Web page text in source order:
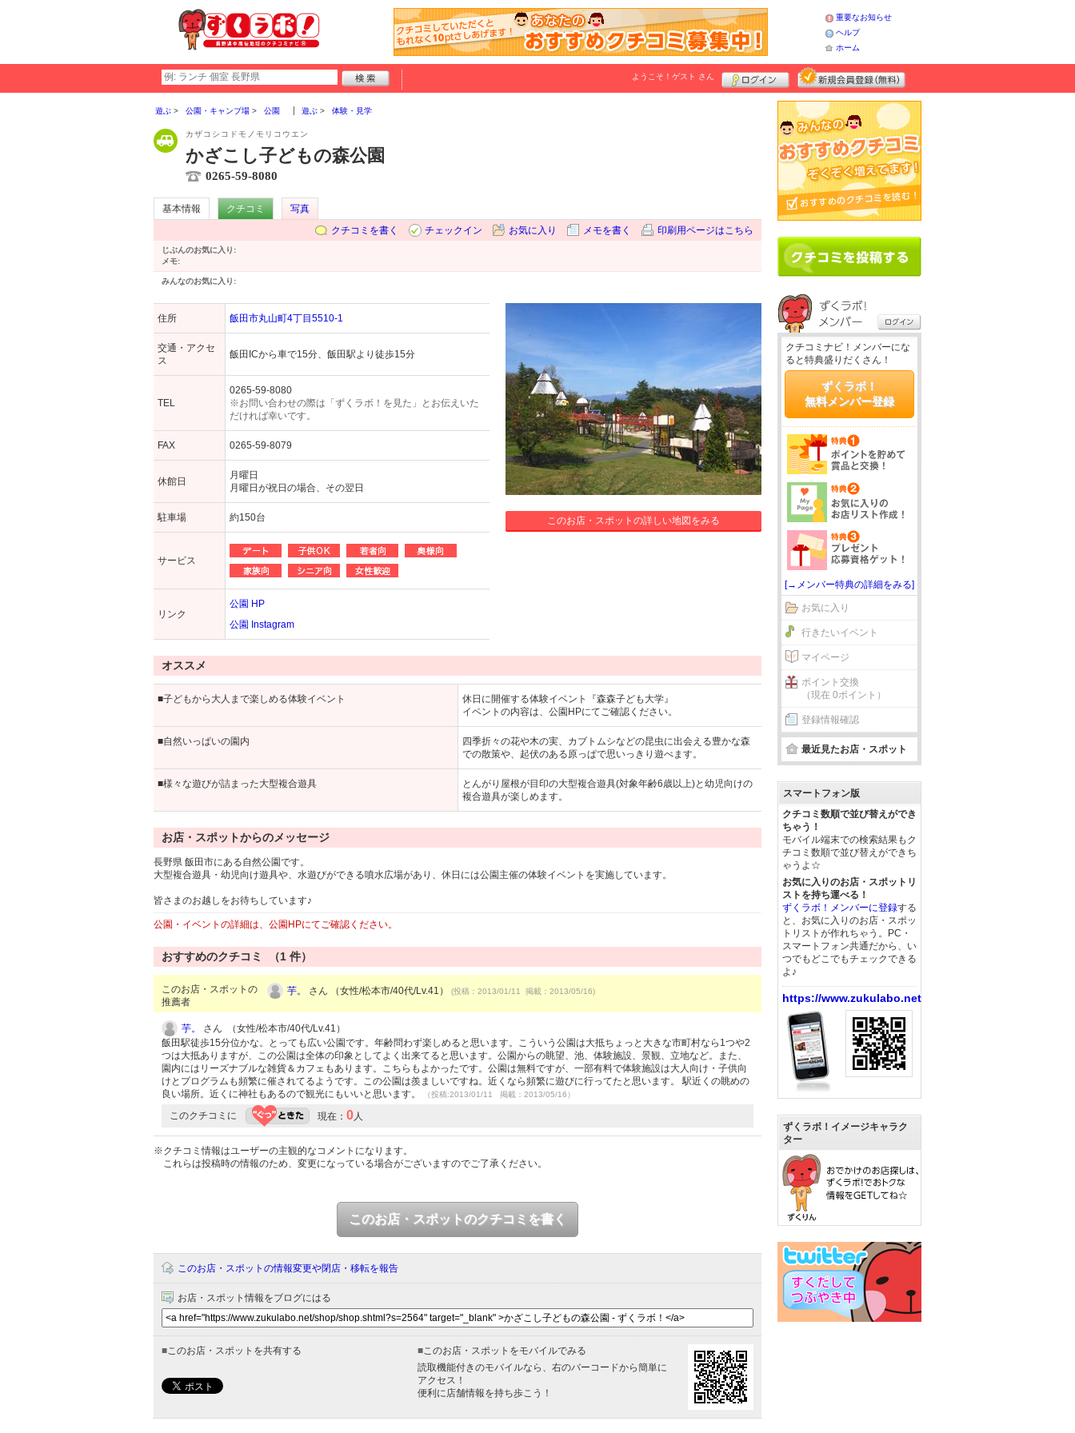
重要なお知らせ
ヘルプ
ホーム
ようこそ！ ゲスト さん
遊ぶ 公園・キャンプ場 公園 遊ぶ 体験・見学
カザコシコドモノモリコウエン
かざこし子どもの森公園
0265-59-8080
基本情報 クチコミ
写真
クチコミを書く
チェックイン お気に入り メモを書く 印刷用ページはこちら
じぶんのお気に入り:
メモ:
みんなのお気に入り:
住所 飯田市丸山町4丁目5510-1
交通・アクセ
ス
飯田ICから車で15分、飯田駅より徒歩15分
TEL
0265-59-8080
※お問い合わせの際は「ずくラボ！を見た」とお伝えいた
だければ幸いです。
FAX 0265-59-8079
休館日
月曜日
月曜日が祝日の場合、その翌日
駐車場 約150台
サービス
リンク
公園 HP
公園 Instagram
このお店・スポットの詳しい地図をみる
オススメ
■子どもから大人まで楽しめる体験イベント
休日に開催する体験イベント『森森子ども大学』
イベントの内容は、公園HPにてご確認ください。
■自然いっぱいの園内
四季折々の花や木の実、カブトムシなどの昆虫に出会える豊かな森
での散策や、起伏のある原っぱで思いっきり遊べます。
■様々な遊びが詰まった大型複合遊具
とんがり屋根が目印の大型複合遊具(対象年齢6歳以上)と幼児向けの
複合遊具が楽しめます。
お店・スポットからのメッセージ
長野県 飯田市にある自然公園です。
大型複合遊具・幼児向け遊具や、水遊びができる噴水広場があり、休日には公園主催の体験イベントを実施しています。
皆さまのお越しをお待ちしています♪
公園・イベントの詳細は、公園HPにてご確認ください。
おすすめのクチコミ （1 件）
このお店・スポットの
推薦者
芋。 さん （女性/松本市/40代/Lv.41） (投稿：2013/01/11 掲載：2013/05/16)
芋。
さん （女性/松本市/40代/Lv.41）
飯田駅徒歩15分位かな。とっても広い公園です。年齢問わず楽しめると思います。こういう公園は大抵ちょっと大きな市町村なら1つや2
つは大抵ありますが、この公園は全体の印象としてよく出来てると思います。公園からの眺望、池、体験施設、景観、立地など。また、
園内にはリーズナブルな雑貨＆カフェもあります。こちらもよかったです。公園は無料ですが、一部有料で体験施設は大人向け・子供向
けとプログラムも頻繁に催されてるようです。この公園は羨ましいですね。近くなら頻繁に遊びに行ってたと思います。 駅近くの眺めの
良い場所。近くに神社もあるので観光にもいいと思います。
（投稿:2013/01/11 掲載：2013/05/16）
このクチコミに 現在： 0人
※クチコミ情報はユーザーの主観的なコメントになります。
これらは投稿時の情報のため、変更になっている場合がございますのでご了承ください。
このお店・スポットのクチコミを書く
このお店・スポットの情報変更や閉店・移転を報告
お店・スポット情報をブログにはる
■このお店・スポットを共有する ■このお店・スポットをモバイルでみる
読取機能付きのモバイルなら、右のバーコードから簡単に
アクセス！
便利に店舗情報を持ち歩こう！
クチコミナビ！メンバーにな
ると特典盛りだくさん！
ずくラボ！
無料メンバー登録
[→メンバー特典の詳細をみる]
お気に入り
行きたいイベント
マイページ
ポイント交換
（現在 0ポイント）
登録情報確認
最近見たお店・スポット
スマートフォン版
クチコミ数順で並び替えができ
ちゃう！
モバイル端末での検索結果もク
チコミ数順で並び替えができち
ゃうよ☆
お気に入りのお店・スポットリ
ストを持ち運べる！
ずくラボ！メンバーに登録する
と、お気に入りのお店・スポッ
トリストが作れちゃう。PC・
スマートフォン共通だから、い
つでもどこでもチェックできる
よ♪
https://www.zukulabo.net/
ずくラボ！イメージキャラク
ター